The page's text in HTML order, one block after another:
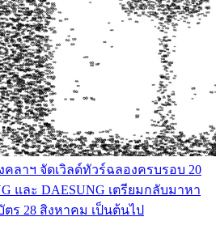
ลาฯ จัดเวิลด์ทัวร์ฉลองครบรอบ 20
และ DAESUNG เตรียมกลับมาหา
ร 28 สิงหาคม เป็นต้นไป